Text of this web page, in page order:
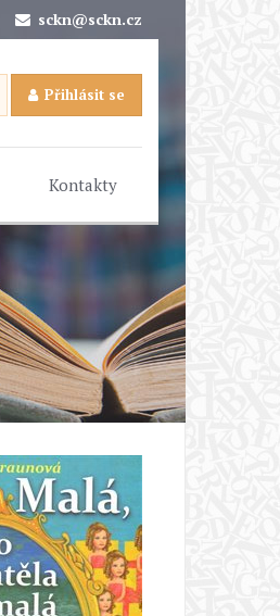
sckn@sckn.cz
Přihlásit se
Kontakty